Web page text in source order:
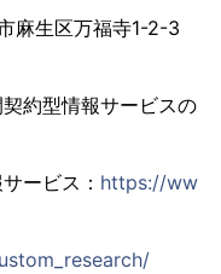
麻生区万福寺1-2-3
約型情報サービスの
ービス： https://ww